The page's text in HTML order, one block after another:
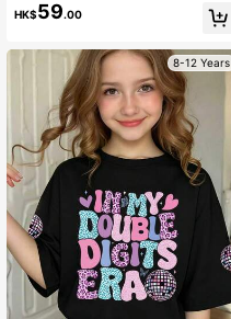
领，适合夏季穿着，美式度假风，修
身白色T恤，日常百搭。
HK$59.00
8-12 Years